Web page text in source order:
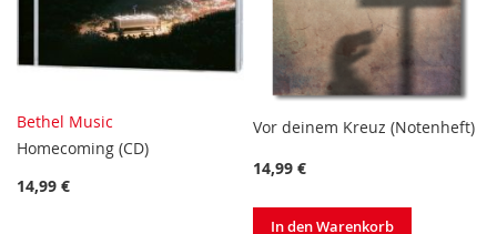
Bethel Music
Homecoming (CD)
14,99 €
Vor deinem Kreuz (Notenheft)
14,99 €
In den Warenkorb